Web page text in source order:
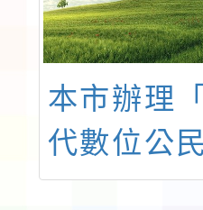
本市辦理
代數位公
教育論